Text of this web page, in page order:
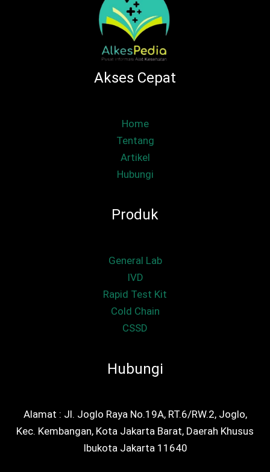
Akses Cepat
Home
Tentang
Artikel
Hubungi
Produk
General Lab
IVD
Rapid Test Kit
Cold Chain
CSSD
Hubungi
Alamat : Jl. Joglo Raya No.19A, RT.6/RW.2, Joglo,
Kec. Kembangan, Kota Jakarta Barat, Daerah Khusus
Ibukota Jakarta 11640